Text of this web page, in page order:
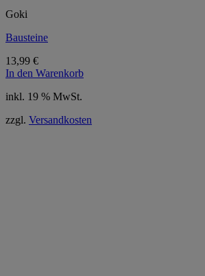
Goki
Bausteine
13,99 €
In den Warenkorb
inkl. 19 % MwSt.
zzgl. Versandkosten